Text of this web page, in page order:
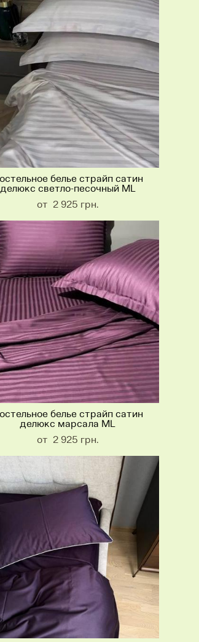
белье страйп сатин
делюкс светло-песочный ML
от 2 925 грн.
белье страйп сатин
делюкс марсала ML
от 2 925 грн.